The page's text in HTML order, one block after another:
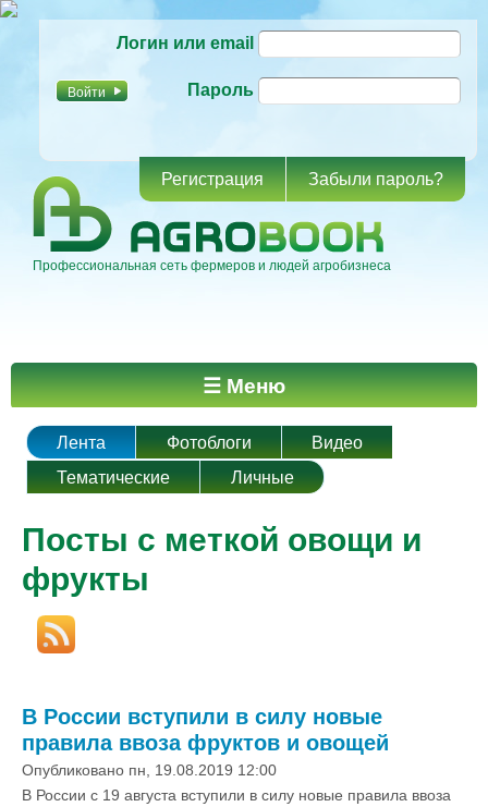
основному
Логин или email
Пароль
Регистрация Забыли пароль?
Профессиональная сеть фермеров и людей агробизнеса
Главное меню ☰ Меню
Лента Фотоблоги
Видео
Тематические
Личные
Посты с меткой овощи и
фрукты
В России вступили в силу новые
правила ввоза фруктов и овощей
Опубликовано пн, 19.08.2019 12:00
В России с 19 августа вступили в силу новые правила ввоза